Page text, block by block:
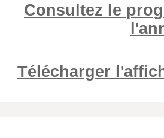
Consultez le
Télécharger